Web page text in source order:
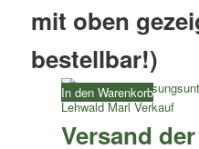
mit oben
bestellbar!)
Versand der
In den Warenkorb